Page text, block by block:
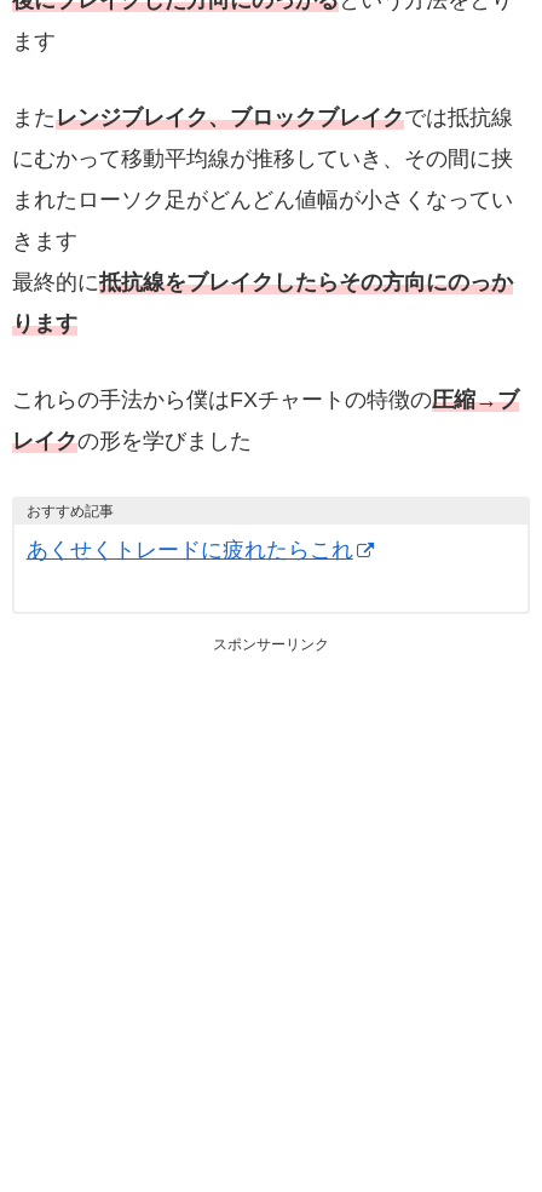
ます
またレンジブレイク、ブロックブレイクでは抵抗線
にむかって移動平均線が推移していき、その間に挟
まれたローソク足がどんどん値幅が小さくなってい
きます
最終的に抵抗線をブレイクしたらその方向にのっか
ります
これらの手法から僕はFXチャートの特徴の圧縮→ブ
レイクの形を学びました
おすすめ記事
あくせくトレードに疲れたらこれ
スポンサーリンク